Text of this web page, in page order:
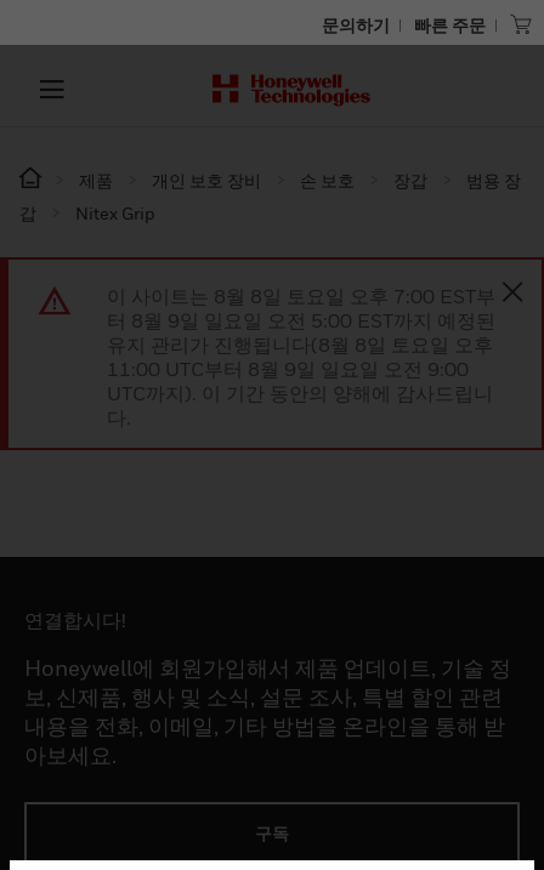
문의하기 빠른 주문
제품 개인 보호 장비 손 보호 장갑
범용 장
갑
Nitex Grip
이 사이트는 8월 8일 토요일 오후 7:00 EST부
터 8월 9일 일요일 오전 5:00 EST까지 예정된
유지 관리가 진행됩니다(8월 8일 토요일 오후
11:00 UTC부터 8월 9일 일요일 오전 9:00
UTC까지). 이 기간 동안의 양해에 감사드립니
다.
연결합시다!
Honeywell에 회원가입해서 제품 업데이트, 기술 정
보, 신제품, 행사 및 소식, 설문 조사, 특별 할인 관련
내용을 전화, 이메일, 기타 방법을 온라인을 통해 받
아보세요.
구독